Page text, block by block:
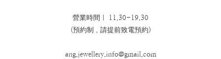
營業時間｜ 11.30-19.30
(預約制，請提前致電預約)
ang.jewellery.info@gmail.com